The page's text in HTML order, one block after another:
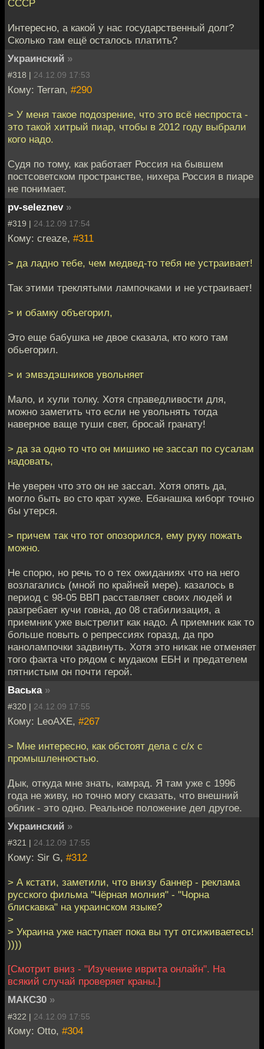
СССР
Интересно, а какой у нас государственный долг?
Сколько там ещё осталось платить?
Украинский »
#318 | 24.12.09 17:53
Кому: Terran, #290
> У меня такое подозрение, что это всё неспроста -
это такой хитрый пиар, чтобы в 2012 году выбрали
кого надо.
Судя по тому, как работает Россия на бывшем
постсоветском пространстве, нихера Россия в пиаре
не понимает.
pv-seleznev »
#319 | 24.12.09 17:54
Кому: creaze, #311
> да ладно тебе, чем медвед-то тебя не устраивает!
Так этими треклятыми лампочками и не устраивает!
> и обамку объегорил,
Это еще бабушка не двое сказала, кто кого там
обьегорил.
> и эмвэдэшников увольняет
Мало, и хули толку. Хотя справедливости для,
можно заметить что если не увольнять тогда
наверное ваще туши свет, бросай гранату!
> да за одно то что он мишико не зассал по сусалам
надовать,
Не уверен что это он не зассал. Хотя опять да,
могло быть во сто крат хуже. Ебанашка киборг точно
бы утерся.
> причем так что тот опозорился, ему руку пожать
можно.
Не спорю, но речь то о тех ожиданиях что на него
возлагались (мной по крайней мере). казалось в
период с 98-05 ВВП расставляет своих людей и
разгребает кучи говна, до 08 стабилизация, а
приемник уже выстрелит как надо. А приемник как то
больше повыть о репрессиях горазд, да про
нанолампочки задвинуть. Хотя это никак не отменяет
того факта что рядом с мудаком ЕБН и предателем
пятнистым он почти герой.
Васька »
#320 | 24.12.09 17:55
Кому: LeoAXE, #267
> Мне интересно, как обстоят дела с с/х с
промышленностью.
Дык, откуда мне знать, камрад. Я там уже с 1996
года не живу, но точно могу сказать, что внешний
облик - это одно. Реальное положение дел другое.
Украинский »
#321 | 24.12.09 17:55
Кому: Sir G, #312
> А кстати, заметили, что внизу баннер - реклама
русского фильма "Чёрная молния" - "Чорна
блискавка" на украинском языке?
>
> Украина уже наступает пока вы тут отсиживаетесь!
))))
[Смотрит вниз - "Изучение иврита онлайн". На
всякий случай проверяет краны.]
МАКС30 »
#322 | 24.12.09 17:55
Кому: Otto, #304